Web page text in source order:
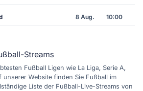
8 Aug. 10:00
Streams
Fußball Ligen wie La Liga, Serie A,
unserer Website finden Sie Fußball im
Liste der Fußball-Live-Streams von